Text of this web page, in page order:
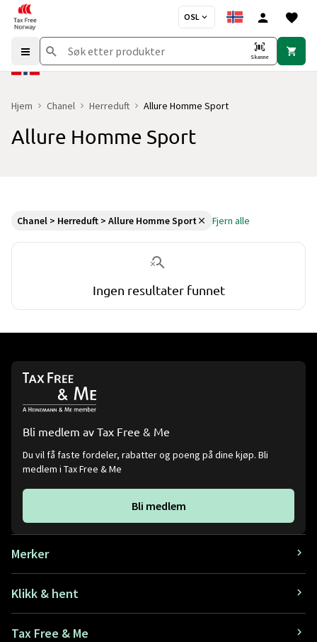
OSL
Skanne
Hjem Chanel Herreduft Allure Homme Sport
Allure Homme Sport
Chanel > Herreduft > Allure Homme Sport Fjern alle
Ingen resultater funnet
Bli medlem av Tax Free & Me
Du vil få faste fordeler, rabatter og poeng på dine kjøp. Bli
medlem i Tax Free & Me
Bli medlem
Merker
Klikk & hent
Tax Free & Me